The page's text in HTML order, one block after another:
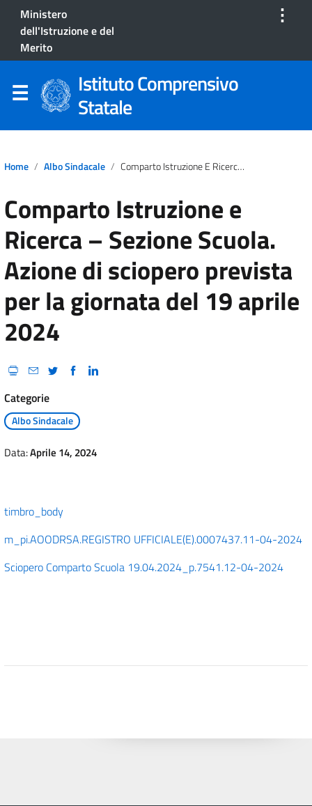
Ministero
dell'Istruzione e del
Merito
⋮
Istituto Comprensivo
Statale
Home Albo Sindacale Comparto Istruzione E Ricerca – Sezione Scuola. Azione Di Sciopero Prevista Per La Giornata Del 19 Aprile 2024
Comparto Istruzione e
Ricerca – Sezione Scuola.
Azione di sciopero prevista
per la giornata del 19 aprile
2024
Categorie
Albo Sindacale
Data:Aprile 14, 2024
timbro_body
m_pi.AOODRSA.REGISTRO UFFICIALE(E).0007437.11-04-2024
Sciopero Comparto Scuola 19.04.2024_p.7541.12-04-2024